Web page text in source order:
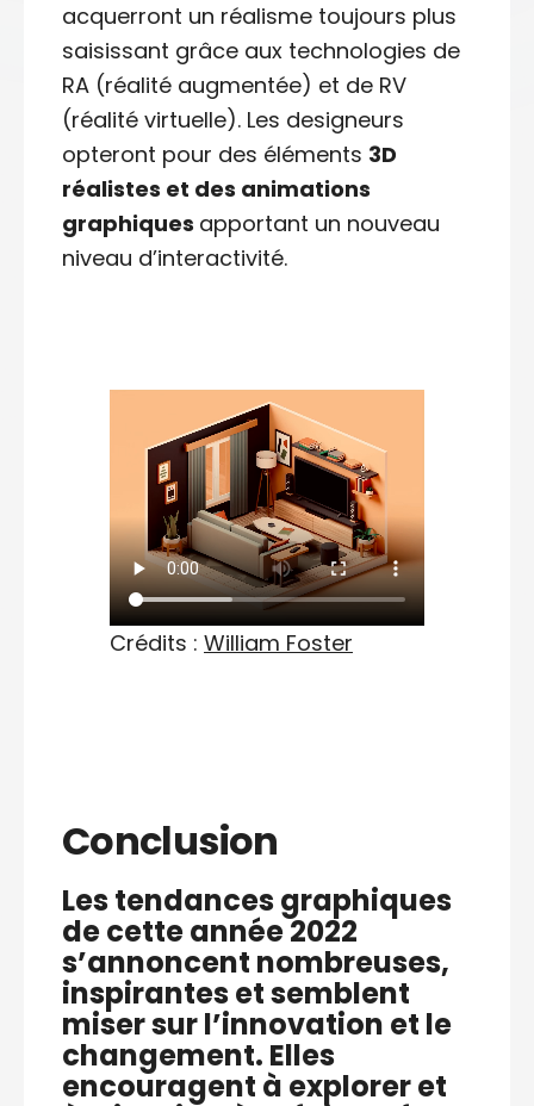
acquerront un réalisme toujours plus
saisissant grâce aux technologies de
RA (réalité augmentée) et de RV
(réalité virtuelle). Les designeurs
opteront pour des éléments 3D
réalistes et des animations
graphiques apportant un nouveau
niveau d’interactivité.
Crédits : William Foster
Conclusion
Les tendances graphiques
de cette année 2022
s’annoncent nombreuses,
inspirantes et semblent
miser sur l’innovation et le
changement. Elles
encouragent à explorer et